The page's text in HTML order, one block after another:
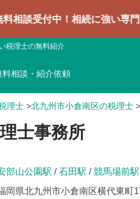
中！相続に強い専門家もご紹
税理士の無料紹介
料相談・紹介依頼
理士 >北九州市小倉南区の税理士 >
士事務所
部山公園駅 / 石田駅 / 競馬場前駅
岡県北九州市小倉南区横代東町1